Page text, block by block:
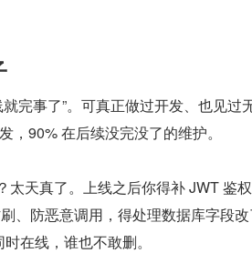
完事了”。可真正做过开发、也见过
90% 在后续没完没了的维护。
天真了。上线之后你得补 JWT 鉴
、防恶意调用，得处理数据库字段改
在线，谁也不敢删。